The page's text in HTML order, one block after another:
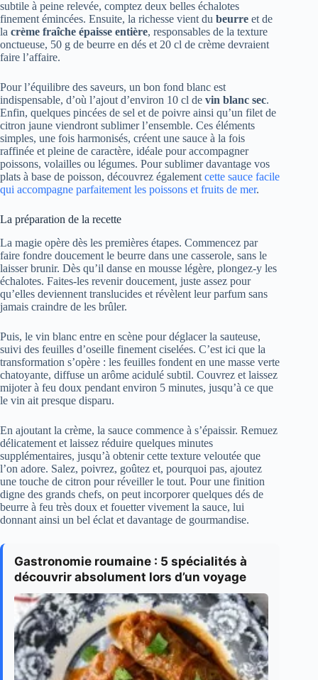
subtile à peine relevée, comptez deux belles échalotes
finement émincées. Ensuite, la richesse vient du beurre et de
la crème fraîche épaisse entière, responsables de la texture
onctueuse, 50 g de beurre en dés et 20 cl de crème devraient
faire l’affaire.
Pour l’équilibre des saveurs, un bon fond blanc est
indispensable, d’où l’ajout d’environ 10 cl de vin blanc sec.
Enfin, quelques pincées de sel et de poivre ainsi qu’un filet de
citron jaune viendront sublimer l’ensemble. Ces éléments
simples, une fois harmonisés, créent une sauce à la fois
raffinée et pleine de caractère, idéale pour accompagner
poissons, volailles ou légumes. Pour sublimer davantage vos
plats à base de poisson, découvrez également cette sauce facile
qui accompagne parfaitement les poissons et fruits de mer.
La préparation de la recette
La magie opère dès les premières étapes. Commencez par
faire fondre doucement le beurre dans une casserole, sans le
laisser brunir. Dès qu’il danse en mousse légère, plongez-y les
échalotes. Faites-les revenir doucement, juste assez pour
qu’elles deviennent translucides et révèlent leur parfum sans
jamais craindre de les brûler.
Puis, le vin blanc entre en scène pour déglacer la sauteuse,
suivi des feuilles d’oseille finement ciselées. C’est ici que la
transformation s’opère : les feuilles fondent en une masse verte
chatoyante, diffuse un arôme acidulé subtil. Couvrez et laissez
mijoter à feu doux pendant environ 5 minutes, jusqu’à ce que
le vin ait presque disparu.
En ajoutant la crème, la sauce commence à s’épaissir. Remuez
délicatement et laissez réduire quelques minutes
supplémentaires, jusqu’à obtenir cette texture veloutée que
l’on adore. Salez, poivrez, goûtez et, pourquoi pas, ajoutez
une touche de citron pour réveiller le tout. Pour une finition
digne des grands chefs, on peut incorporer quelques dés de
beurre à feu très doux et fouetter vivement la sauce, lui
donnant ainsi un bel éclat et davantage de gourmandise.
Gastronomie roumaine : 5 spécialités à
découvrir absolument lors d’un voyage